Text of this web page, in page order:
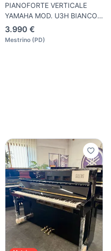
PIANOFORTE VERTICALE
YAMAHA MOD. U3H BIANCO
LUCIDO
3.990 €
Mestrino (PD)